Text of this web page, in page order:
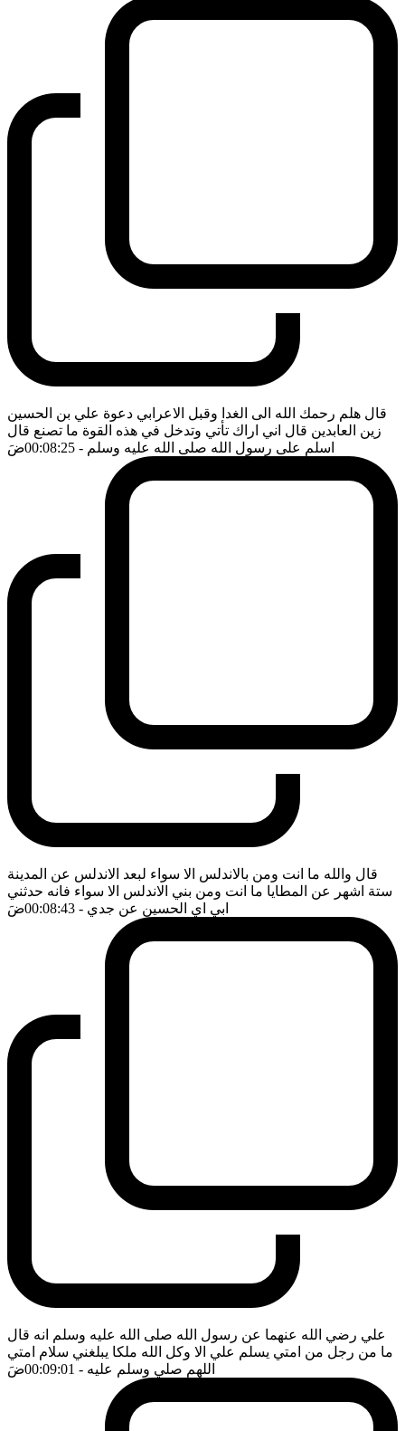
قال هلم رحمك الله الى الغدا وقبل الاعرابي دعوة علي بن الحسين
زين العابدين قال اني اراك تأتي وتدخل في هذه القوة ما تصنع قال
اسلم على رسول الله صلى الله عليه وسلم - 00:08:25 ضَ
قال والله ما انت ومن بالاندلس الا سواء لبعد الاندلس عن المدينة
ستة اشهر عن المطايا ما انت ومن بني الاندلس الا سواء فانه حدثني
ابي اي الحسين عن جدي - 00:08:43 ضَ
علي رضي الله عنهما عن رسول الله صلى الله عليه وسلم انه قال
ما من رجل من امتي يسلم علي الا وكل الله ملكا يبلغني سلام امتي
اللهم صلي وسلم عليه - 00:09:01 ضَ